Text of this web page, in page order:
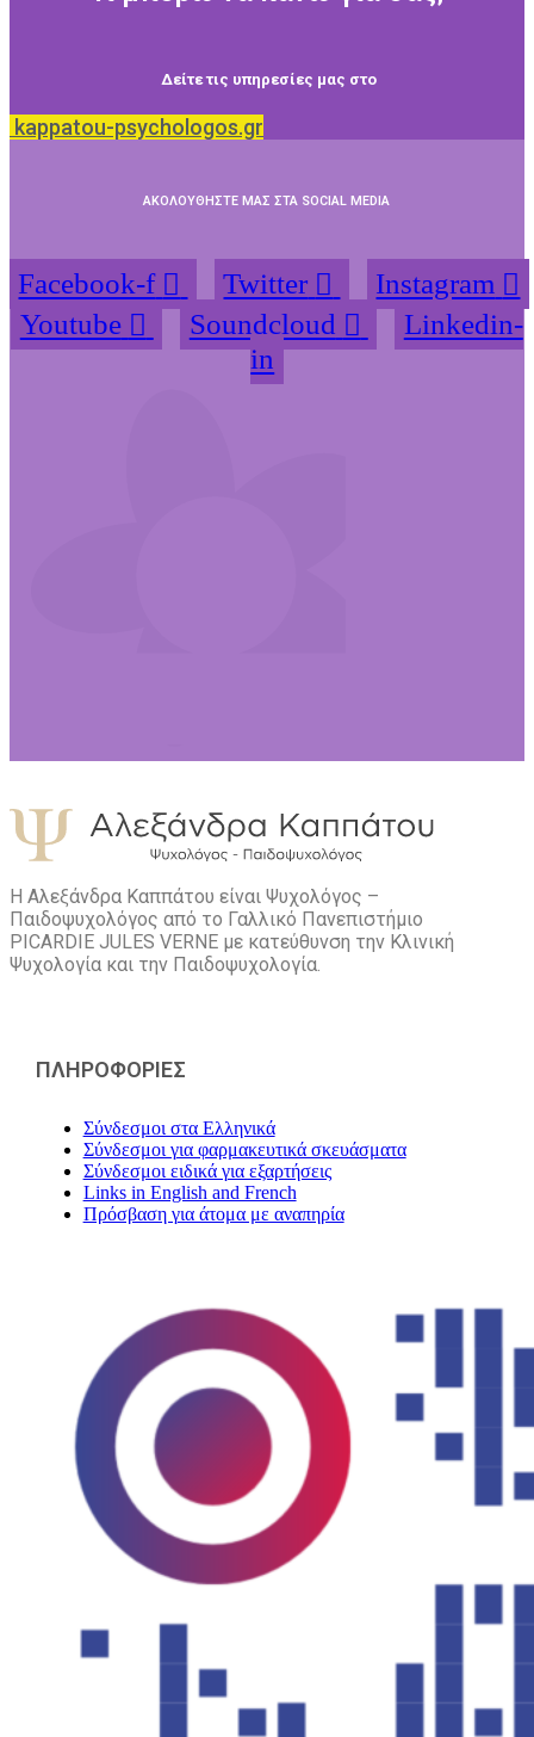
Δείτε τις υπηρεσίες μας στο
kappatou-psychologos.gr
ΑΚΟΛΟΥΘΗΣΤΕ ΜΑΣ ΣΤΑ SOCIAL MEDIA
Facebook-f Twitter
Instagram
Youtube
Soundcloud
Linkedin-
in
Η Αλεξάνδρα Καππάτου είναι Ψυχολόγος –
Παιδοψυχολόγος από το Γαλλικό Πανεπιστήμιο
PICARDIE JULES VERNE με κατεύθυνση την Kλινική
Ψυχολογία και την Παιδοψυχολογία.
ΠΛΗΡΟΦΟΡΙΕΣ
Σύνδεσμοι στα Ελληνικά
Σύνδεσμοι για φαρμακευτικά σκευάσματα
Σύνδεσμοι ειδικά για εξαρτήσεις
Links in English and French
Πρόσβαση για άτομα με αναπηρία